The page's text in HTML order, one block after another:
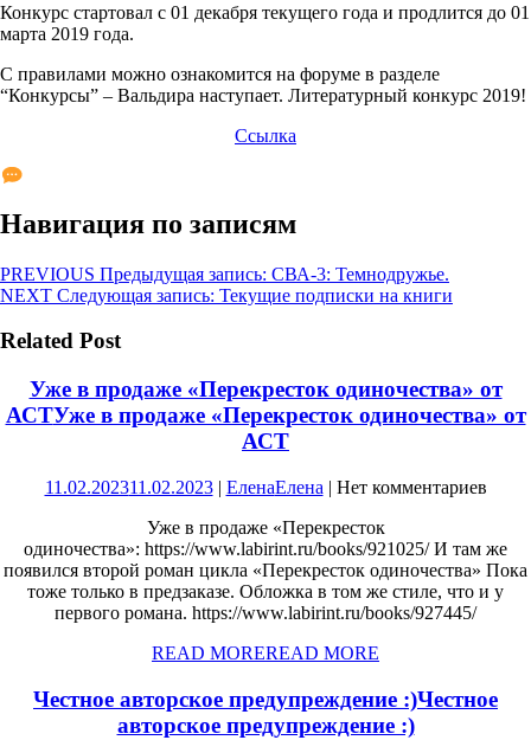
Конкурс стартовал с 01 декабря текущего года и продлится до 01
марта 2019 года.
С правилами можно ознакомится на форуме в разделе
“Конкурсы” – Вальдира наступает. Литературный конкурс 2019!
Ссылка
Навигация по записям
PREVIOUS Предыдущая запись: СВА-3: Темнодружье.
NEXT Следующая запись: Текущие подписки на книги
Related Post
Уже в продаже «Перекресток одиночества» от
АСТУже в продаже «Перекресток одиночества» от
АСТ
11.02.202311.02.2023 | ЕленаЕлена | Нет комментариев
Уже в продаже «Перекресток
одиночества»: https://www.labirint.ru/books/921025/ И там же
появился второй роман цикла «Перекресток одиночества» Пока
тоже только в предзаказе. Обложка в том же стиле, что и у
первого романа. https://www.labirint.ru/books/927445/
READ MOREREAD MORE
Честное авторское предупреждение :)Честное
авторское предупреждение :)